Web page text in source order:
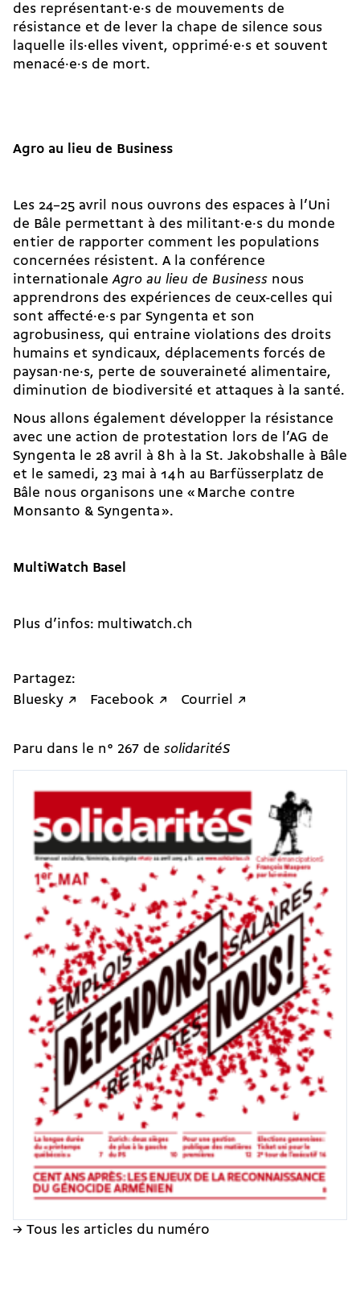
des re­pré­sen­tant·e·s de mouvements de
résistance et de lever la chape de silence sous
laquelle ils·elles vivent, op­pri­mé·e·s et souvent
menacé·e·s de mort.
Agro au lieu de Business
Les 24–25 avril nous ouvrons des espaces à l’Uni
de Bâle permettant à des mi­li­tant·e·s du monde
entier de rapporter comment les populations
concernées résistent. A la conférence
internationaleAgro au lieu de Business nous
apprendrons des expériences de ceux-celles qui
sont af­fec­té·e·s par Syngenta et son
agrobusiness, qui entraine violations des droits
humains et syndicaux, déplacements forcés de
pay­san·ne·s, perte de souveraineté alimentaire,
di­mi­nution de biodiversité et at­taques à la santé.
Nous allons également développer la résistance
avec une action de protestation lors de l’AG de
Syngenta le 28 avril à 8 h à la St. Jakobshalle à Bâle
et le samedi, 23 mai à 14 h au Barfüsserplatz de
Bâle nous organisons une « Marche contre
Monsanto & Syngenta ».
MultiWatch Basel
Plus d’infos: multiwatch.ch
Partagez:
Bluesky ↗
Facebook ↗ Courriel ↗
Paru dans le n° 267 de solidaritéS
→ Tous les articles du numéro